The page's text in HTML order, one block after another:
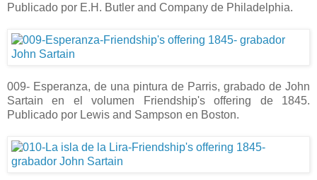
Publicado por E.H. Butler and Company de Philadelphia.
009- Esperanza, de una pintura de Parris, grabado de John
Sartain en el volumen Friendship's offering de 1845.
Publicado por Lewis and Sampson en Boston.